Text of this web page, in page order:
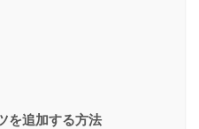
を追加する方法